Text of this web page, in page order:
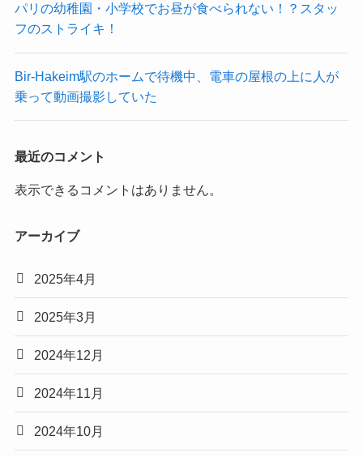
パリの幼稚園・小学校でお昼が食べられない！？スタッ
フのストライキ！
Bir-Hakeim駅のホームで待機中、電車の屋根の上に人が
乗って動画撮影していた
最近のコメント
表示できるコメントはありません。
アーカイブ
2025年4月
2025年3月
2024年12月
2024年11月
2024年10月